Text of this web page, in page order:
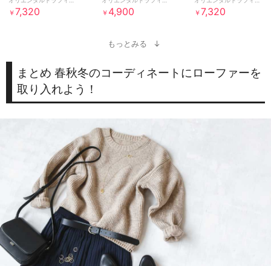
￥7,320 ￥ 4,900 ￥7,320
もっとみる
まとめ 春秋冬のコーディネートにローファーを
取り入れよう！